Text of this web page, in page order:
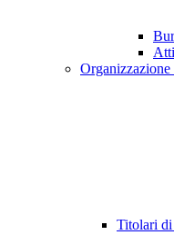
Organizzazione
Titolari